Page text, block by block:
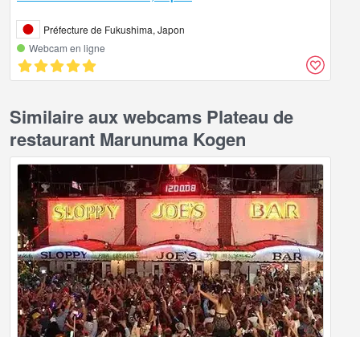
Préfecture de Fukushima, Japon
Webcam en ligne
Similaire aux webcams Plateau de
restaurant Marunuma Kogen